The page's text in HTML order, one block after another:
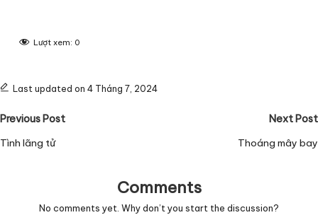
Lượt xem: 0
Last updated on 4 Tháng 7, 2024
Post
navigation
Previous Post
Tình lãng tử
Next Post
Thoáng mây bay
Comments
No comments yet. Why don’t you start the discussion?